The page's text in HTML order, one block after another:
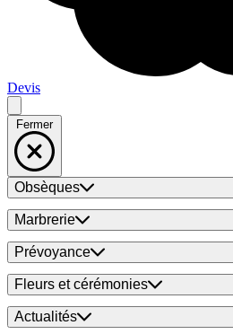
Devis
Fermer
Obsèques
Marbrerie
Prévoyance
Fleurs et cérémonies
Actualités